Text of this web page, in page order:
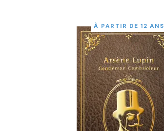
À PARTIR DE 12 ANS